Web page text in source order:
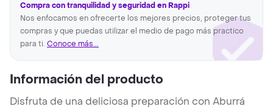
Compra con tranquilidad y seguridad en Rappi
Nos enfocamos en ofrecerte los mejores precios, proteger tus
compras y que puedas utilizar el medio de pago más practico
para ti. Conoce más...
Información del producto
Disfruta de una deliciosa preparación con Aburrá